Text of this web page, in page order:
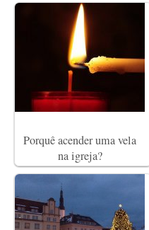
Porquê acender uma vela
na igreja?